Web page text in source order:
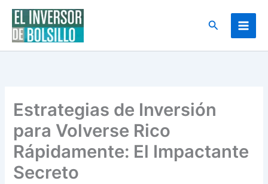
contenido
Buscar
Estrategias de Inversión
para Volverse Rico
Rápidamente: El Impactante
Secreto